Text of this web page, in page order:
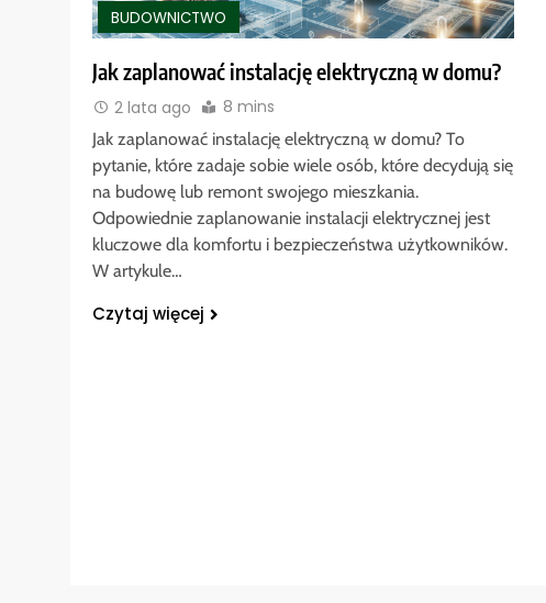
BUDOWNICTWO
Jak zaplanować instalację elektryczną w domu?
2 lata ago 8 mins
Jak zaplanować instalację elektryczną w domu? To
pytanie, które zadaje sobie wiele osób, które decydują się
na budowę lub remont swojego mieszkania.
Odpowiednie zaplanowanie instalacji elektrycznej jest
kluczowe dla komfortu i bezpieczeństwa użytkowników.
W artykule…
Czytaj więcej